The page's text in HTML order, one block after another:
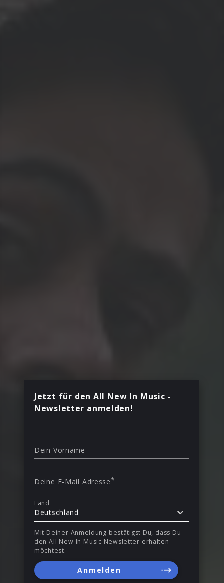
Jetzt für den All New In Music -
Newsletter anmelden!
Dein Vorname
Deine E-Mail Adresse*
Land
Deutschland
Mit Deiner Anmeldung bestätigst Du, dass Du
den All New In Music Newsletter erhalten
möchtest.
Anmelden